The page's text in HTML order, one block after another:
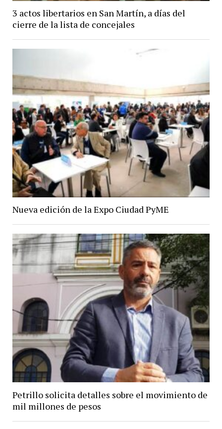
3 actos libertarios en San Martín, a días del
cierre de la lista de concejales
Nueva edición de la Expo Ciudad PyME
Petrillo solicita detalles sobre el movimiento de
mil millones de pesos